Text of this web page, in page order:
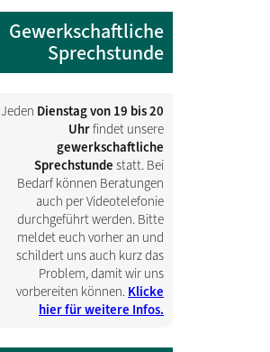
Gewerkschaftliche
Sprechstunde
Jeden Dienstag von 19 bis 20
Uhrfindet unsere
gewerkschaftliche
Sprechstunde statt. Bei
Bedarf können Beratungen
auch per Videotelefonie
durchgeführt werden. Bitte
meldet euch vorher an und
schildert uns auch kurz das
Problem, damit wir uns
vorbereiten können. Klicke
hier für weitere Infos.